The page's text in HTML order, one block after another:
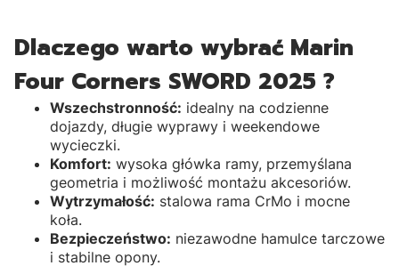
Dlaczego warto wybrać Marin
Four Corners SWORD 2025 ?
Wszechstronność: idealny na codzienne
dojazdy, długie wyprawy i weekendowe
wycieczki.
Komfort: wysoka główka ramy, przemyślana
geometria i możliwość montażu akcesoriów.
Wytrzymałość: stalowa rama CrMo i mocne
koła.
Bezpieczeństwo: niezawodne hamulce tarczowe
i stabilne opony.